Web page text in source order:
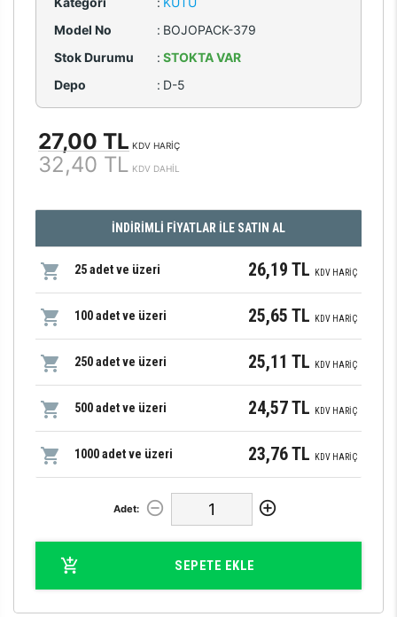
Model No
: BOJOPACK-379
Stok Durumu
: STOKTA VAR
Depo
: D-5
27,00 TL KDV HARİÇ
32,40 TL KDV DAHİL
İNDİRİMLİ FİYATLAR İLE SATIN AL
25 adet ve üzeri 26,19 TL KDV HARİÇ
100 adet ve üzeri 25,65 TL KDV HARİÇ
250 adet ve üzeri 25,11 TL KDV HARİÇ
500 adet ve üzeri 24,57 TL KDV HARİÇ
1000 adet ve üzeri 23,76 TL KDV HARİÇ
Adet:
SEPETE EKLE